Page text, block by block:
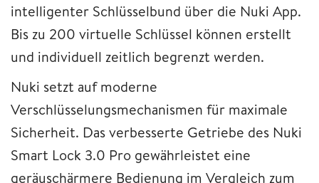
intelligenter Schlüsselbund über die Nuki App.
Bis zu 200 virtuelle Schlüssel können erstellt
und individuell zeitlich begrenzt werden.
Nuki setzt auf moderne
Verschlüsselungsmechanismen für maximale
Sicherheit. Das verbesserte Getriebe des Nuki
Smart Lock 3.0 Pro gewährleistet eine
geräuschärmere Bedienung im Vergleich zum